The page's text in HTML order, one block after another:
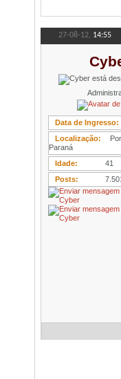
27-08-12, 14:55
Data de Ingresso
Localização
Paraná
Idade
41
Posts
7.501